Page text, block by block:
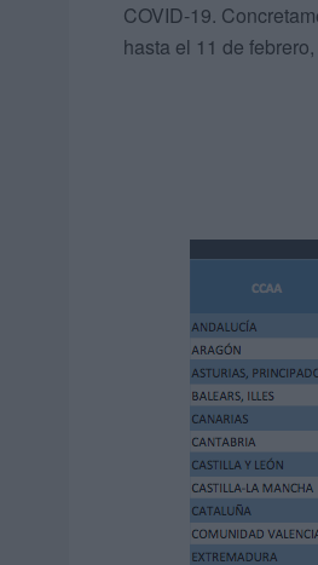
COVID-19.
hasta el 11 de